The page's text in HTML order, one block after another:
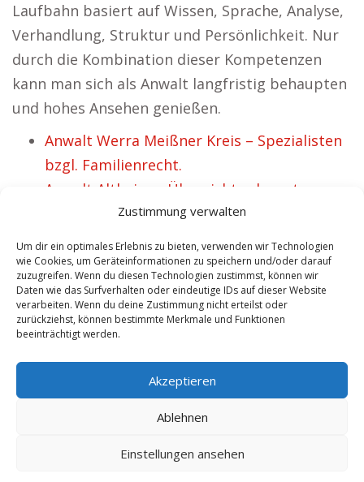
Zustimmung verwalten
Um dir ein optimales Erlebnis zu bieten, verwenden wir Technologien
wie Cookies, um Geräteinformationen zu speichern und/oder darauf
zuzugreifen. Wenn du diesen Technologien zustimmst, können wir
Daten wie das Surfverhalten oder eindeutige IDs auf dieser Website
verarbeiten. Wenn du deine Zustimmung nicht erteilst oder
zurückziehst, können bestimmte Merkmale und Funktionen
beeinträchtigt werden.
Akzeptieren
Ablehnen
Einstellungen ansehen
Laufbahn basiert auf Wissen, Sprache, Analyse,
Verhandlung, Struktur und Persönlichkeit. Nur
durch die Kombination dieser Kompetenzen
kann man sich als Anwalt langfristig behaupten
und hohes Ansehen genießen.
Anwalt Werra Meißner Kreis – Spezialisten
bzgl. Familienrecht.
Anwalt Altheim – Übersicht relevanter
Rechtsgebiete.
Anwalt Meßkirch – Experten bzgl.
Mietrecht.
Anwalt Nabburg – diverse Schwerpunkte.
Anwalt Berching – Sofort 1A Jurist finden.
Anwalt Köniz – verschiedene Kompetenzen.
Anwalt Treuenbrietzen – Rechtsklärungen
zum Thema Straf-und Zivilrecht.
Copyright 2025 - Anwalt.rocks | Neue Mandanten durch exklusive
Reichweite! -